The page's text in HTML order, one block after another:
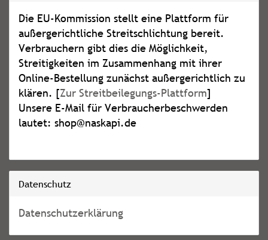
Die EU-Kommission stellt eine Plattform für
außergerichtliche Streitschlichtung bereit.
Verbrauchern gibt dies die Möglichkeit,
Streitigkeiten im Zusammenhang mit ihrer
Online-Bestellung zunächst außergerichtlich zu
klären. [Zur Streitbeilegungs-Plattform]
Unsere E-Mail für Verbraucherbeschwerden
lautet: shop@naskapi.de
Datenschutz
Datenschutzerklärung